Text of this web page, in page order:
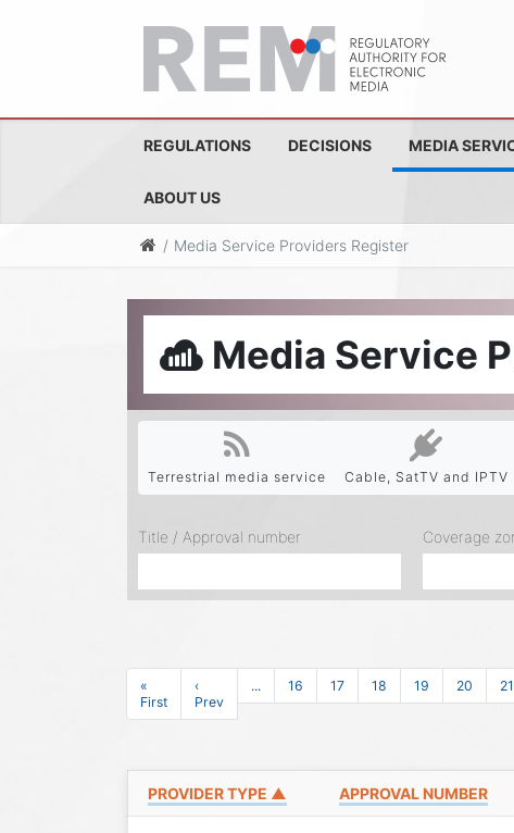
REGULATIONS DECISIONS MEDIA
ABOUT US
Media Service Providers Register
Media Service
Terrestrial media service Cable, SatTV and IPTV
Title / Approval number Coverage
«
First
‹
Prev
... 16 17 18 19 20 21
PROVIDER TYPE ▲ APPROVAL NUMBER